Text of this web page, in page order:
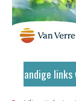
Handige